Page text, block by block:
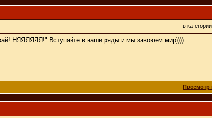
в категории
НЯЯЯЯЯЯ!" Вступайте в наши ряды и мы завоюем мир))))
Просмотр